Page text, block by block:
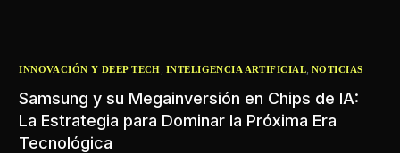
INNOVACIÓN Y DEEP TECH INTELIGENCIA ARTIFICIAL ,NOTICIAS
Samsung y su Megainversión en Chips de IA:
La Estrategia para Dominar la Próxima Era
Tecnológica